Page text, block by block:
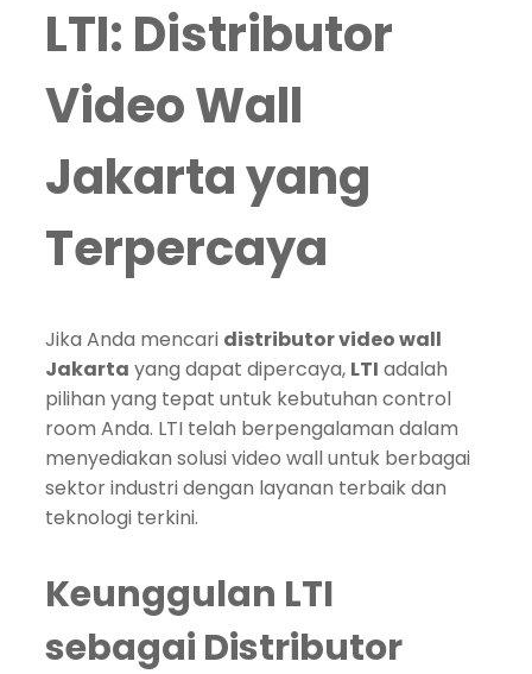
LTI: Distributor
Video Wall
Jakarta yang
Terpercaya
Jika Anda mencari distributor video wall
Jakarta yang dapat dipercaya, LTI adalah
pilihan yang tepat untuk kebutuhan control
room Anda. LTI telah berpengalaman dalam
menyediakan solusi video wall untuk berbagai
sektor industri dengan layanan terbaik dan
teknologi terkini.
Keunggulan LTI
sebagai Distributor